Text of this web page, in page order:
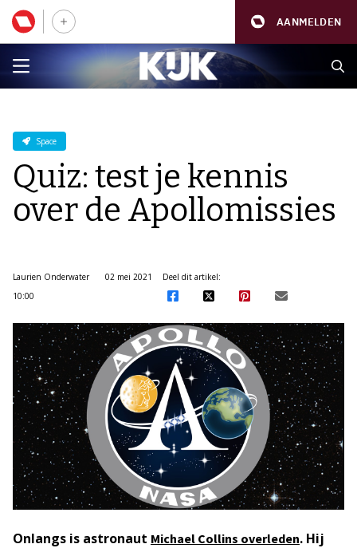
AANMELDEN
Space
Quiz: test je kennis
over de Apollomissies
Laurien Onderwater
02 mei 2021
10:00
Deel dit artikel:
Onlangs is astronaut Michael Collins overleden. Hij